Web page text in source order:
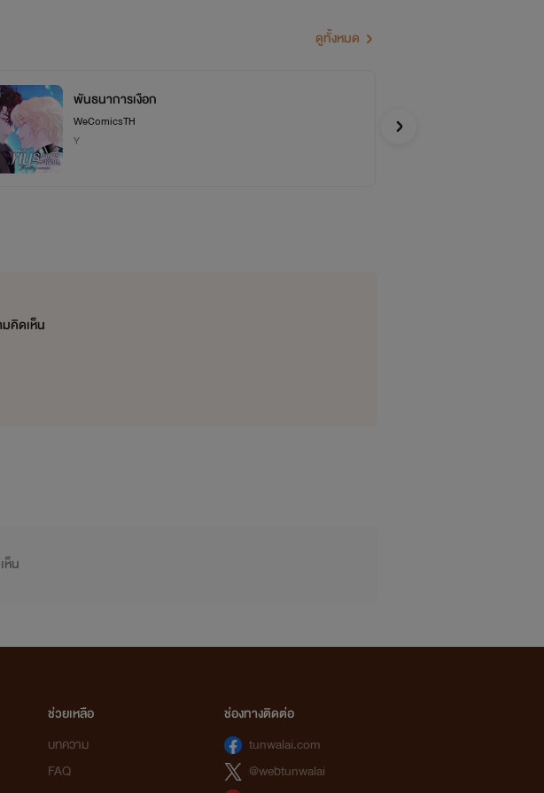
ดูทั้งหมด
พันธนาการเงือก
WeComicsTH
Y
คิดเห็น
ห็น
ช่วยเหลือ
บทความ
FAQ
ช่องทางติดต่อ
tunwalai.com
@webtunwalai